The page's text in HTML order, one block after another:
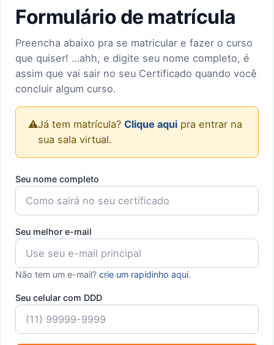
Formulário de matrícula
Preencha abaixo pra se matricular e fazer o curso
que quiser! …ahh, e digite seu nome completo, é
assim que vai sair no seu Certificado quando você
concluir algum curso.
⚠️Já tem matrícula? Clique aqui pra entrar na
sua sala virtual.
Seu nome completo
Seu melhor e-mail
Não tem um e-mail? crie um rapidinho aqui.
Seu celular com DDD